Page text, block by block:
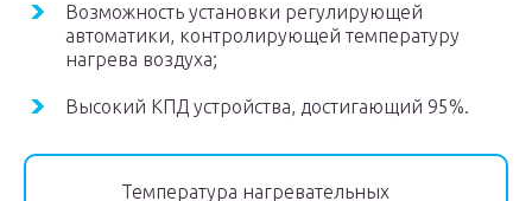
Возможность установки регулирующей
автоматики, контролирующей температуру
нагрева воздуха;
Высокий КПД устройства, достигающий 95%.
Температура нагревательных